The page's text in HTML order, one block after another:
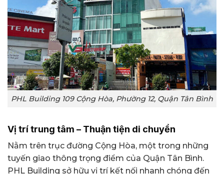
PHL Building 109 Cộng Hòa, Phường 12, Quận Tân Bình
Vị trí trung tâm – Thuận tiện di chuyển
Nằm trên trục đường Cộng Hòa, một trong những
tuyến giao thông trọng điểm của Quận Tân Bình.
PHL Building sở hữu vị trí kết nối nhanh chóng đến